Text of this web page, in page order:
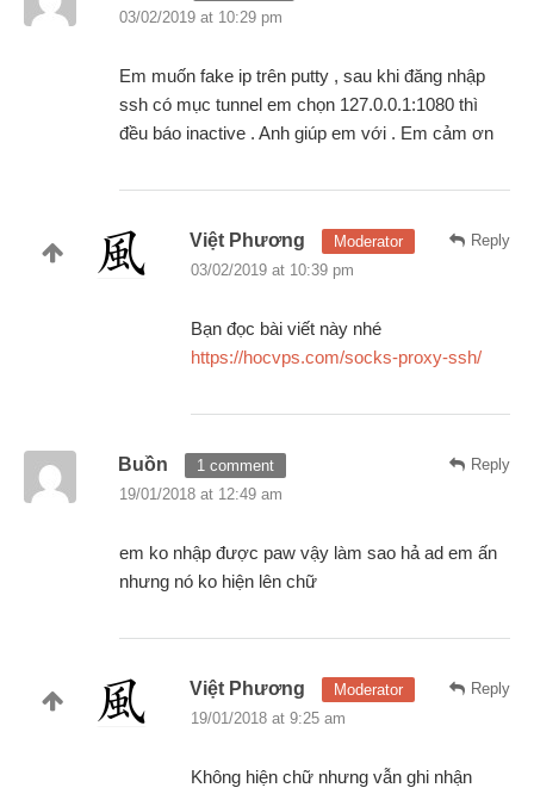
03/02/2019 at 10:29 pm
Em muốn fake ip trên putty , sau khi đăng nhập
ssh có mục tunnel em chọn 127.0.0.1:1080 thì
đều báo inactive . Anh giúp em với . Em cảm ơn
Reply
Việt Phương
Moderator
03/02/2019 at 10:39 pm
Bạn đọc bài viết này nhé
https://hocvps.com/socks-proxy-ssh/
Reply
Buồn
1 comment
19/01/2018 at 12:49 am
em ko nhập được paw vậy làm sao hả ad em ấn
nhưng nó ko hiện lên chữ
Reply
Việt Phương
Moderator
19/01/2018 at 9:25 am
Không hiện chữ nhưng vẫn ghi nhận